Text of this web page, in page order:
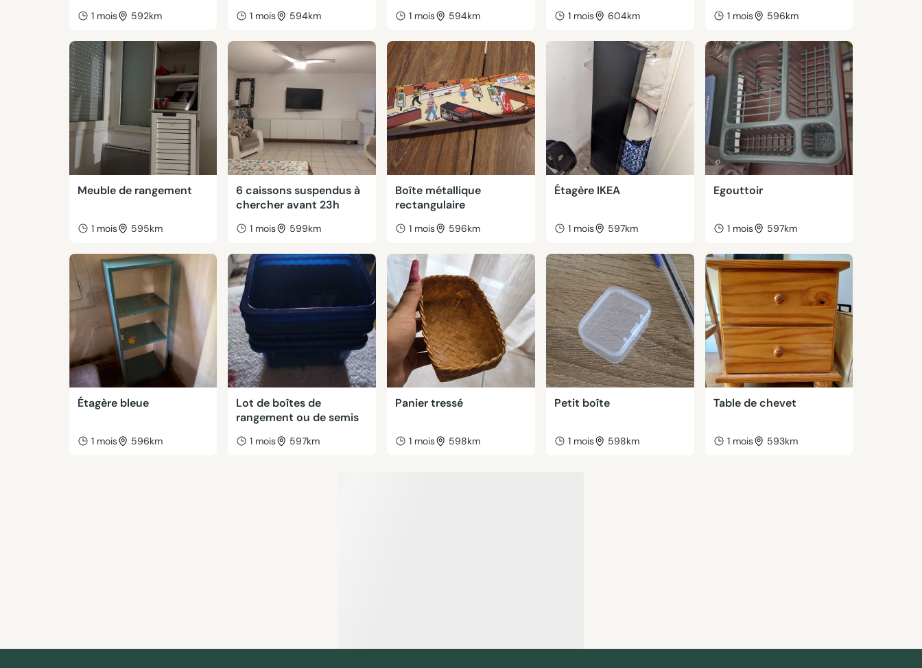
1 mois 592km 1 mois 594km 1 mois 594km 1 mois 604km 1 mois 596km
Meuble de rangement
1 mois 595km
6 caissons suspendus à
chercher avant 23h
1 mois 599km
Boîte métallique
rectangulaire
1 mois 596km
Étagère IKEA
1 mois 597km
Egouttoir
1 mois 597km
Étagère bleue
1 mois 596km
Lot de boîtes de
rangement ou de semis
1 mois 597km
Panier tressé
1 mois 598km
Petit boîte
1 mois 598km
Table de chevet
1 mois 593km